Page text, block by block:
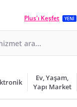
Plus'ı Keşfet YENİ
Ev, Yaşam,
Yapı Market